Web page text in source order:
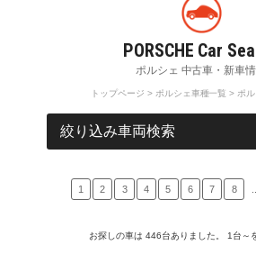
トップページ > ポルシェ車種一覧 > ポ
車両検索
1 2 3 4 5 6 7 8
お探しの車は 446台ありました。 1台～